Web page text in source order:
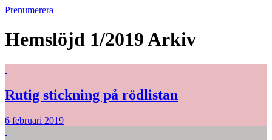
Prenumerera
Hemslöjd 1/2019Arkiv
Rutig stickning på rödlistan
6 februari 2019